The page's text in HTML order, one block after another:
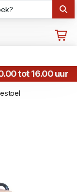
tot 16.00 uur